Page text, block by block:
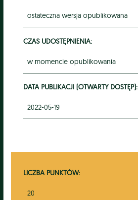
ostateczna wersja opublikowana
CZAS UDOSTĘPNIENIA:
w momencie opublikowania
DATA PUBLIKACJI (OTWARTY DOSTĘP):
2022-05-19
LICZBA PUNKTÓW:
20